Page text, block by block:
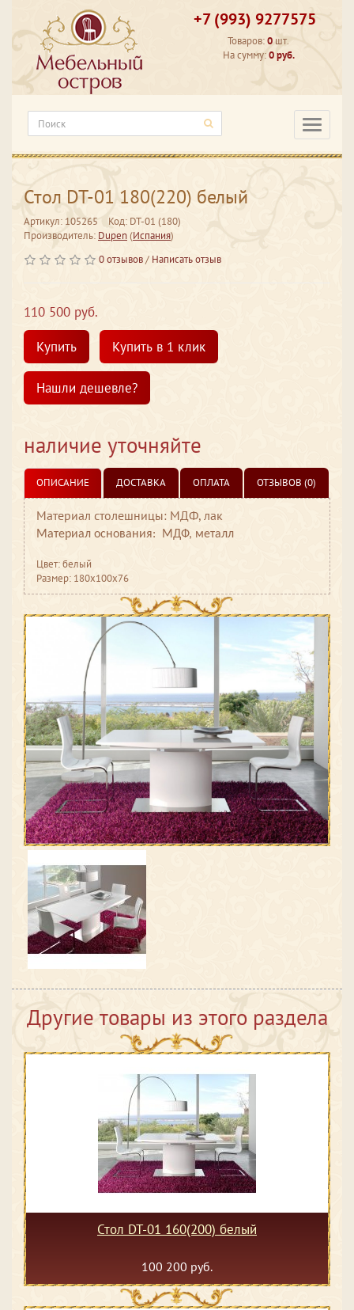
+7 (993) 9277575
Товаров:0 шт.
На сумму:0 руб.
Стол DT-01 180(220) белый
Артикул: 105265
Код: DT-01 (180)
Производитель: Dupen(Испания)
0 отзывов/ Написать отзыв
110 500 руб.
Купить
Купить в 1 клик
Нашли дешевле?
наличие уточняйте
ОПИСАНИЕ ДОСТАВКА ОПЛАТА ОТЗЫВОВ (0)
Материал столешницы: МДФ, лак
Материал основания: МДФ, металл
Цвет: белый
Размер: 180x100x76
Другие товары из этого раздела
Стол DT-01 160(200) белый
100 200 руб.